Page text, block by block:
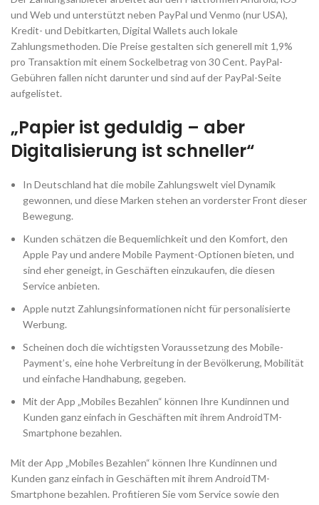
und Web und unterstützt neben PayPal und Venmo (nur USA),
Kredit- und Debitkarten, Digital Wallets auch lokale
Zahlungsmethoden. Die Preise gestalten sich generell mit 1,9%
pro Transaktion mit einem Sockelbetrag von 30 Cent. PayPal-
Gebühren fallen nicht darunter und sind auf der PayPal-Seite
aufgelistet.
„Papier ist geduldig – aber
Digitalisierung ist schneller“
In Deutschland hat die mobile Zahlungswelt viel Dynamik
gewonnen, und diese Marken stehen an vorderster Front dieser
Bewegung.
Kunden schätzen die Bequemlichkeit und den Komfort, den
Apple Pay und andere Mobile Payment-Optionen bieten, und
sind eher geneigt, in Geschäften einzukaufen, die diesen
Service anbieten.
Apple nutzt Zahlungsinformationen nicht für personalisierte
Werbung.
Scheinen doch die wichtigsten Voraussetzung des Mobile-
Payment’s, eine hohe Verbreitung in der Bevölkerung, Mobilität
und einfache Handhabung, gegeben.
Mit der App „Mobiles Bezahlen“ können Ihre Kundinnen und
Kunden ganz einfach in Geschäften mit ihrem AndroidTM-
Smartphone bezahlen.
Mit der App „Mobiles Bezahlen“ können Ihre Kundinnen und
Kunden ganz einfach in Geschäften mit ihrem AndroidTM-
Smartphone bezahlen. Profitieren Sie vom Service sowie den